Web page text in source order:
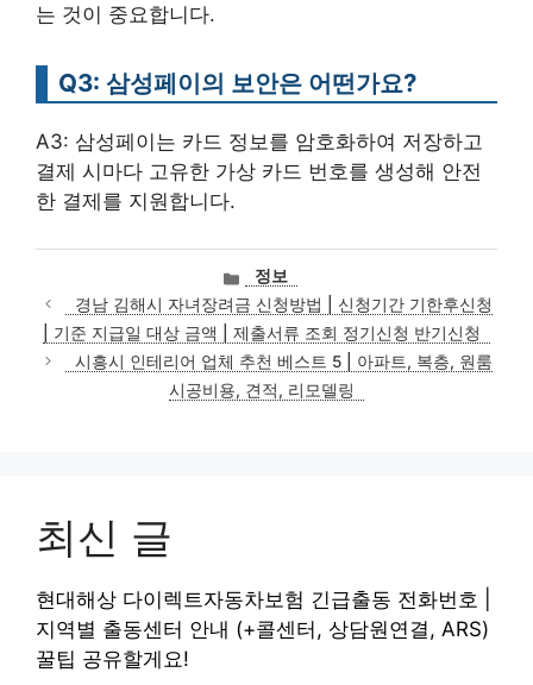
는 것이 중요합니다.
Q3: 삼성페이의 보안은 어떤가요?
A3: 삼성페이는 카드 정보를 암호화하여 저장하고
결제 시마다 고유한 가상 카드 번호를 생성해 안전
한 결제를 지원합니다.
카
테
고
리
정보
경남 김해시 자녀장려금 신청방법 | 신청기간 기한후신청
| 기준 지급일 대상 금액 | 제출서류 조회 정기신청 반기신청
시흥시 인테리어 업체 추천 베스트 5 | 아파트, 복층, 원룸
시공비용, 견적, 리모델링
최신 글
현대해상 다이렉트자동차보험 긴급출동 전화번호 |
지역별 출동센터 안내 (+콜센터, 상담원연결, ARS)
꿀팁 공유할게요!